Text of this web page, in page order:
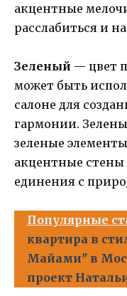
акцентные
расслабиться и
Зеленый — цвет
может быть
салоне для
гармонии.
зеленые
акцентные стены
единения с
Популярные
квартира в
Майами" в
проект